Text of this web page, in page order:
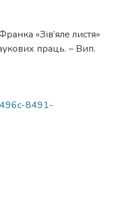
«Зів’яле листя»
праць. – Вип.
8491-